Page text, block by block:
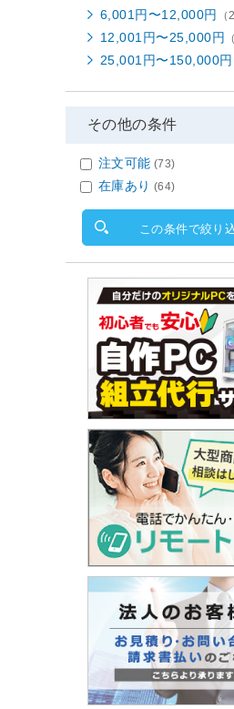
6,001円〜12,000円 （
12,001円〜25,000円
25,001円〜150,000円
その他の条件
注文可能 (73)
在庫あり (64)
この条件で絞り